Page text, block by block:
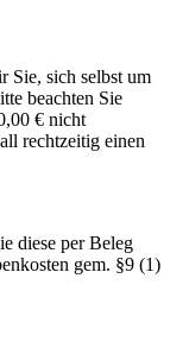
Sie, sich selbst um
beachten Sie
€ nicht
rechtzeitig einen
diese per Beleg
gem. §9 (1)